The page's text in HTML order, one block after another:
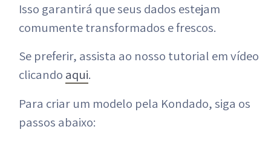
Isso garantirá que seus dados estejam
comumente transformados e frescos.
Se preferir, assista ao nosso tutorial em vídeo
clicando aqui.
Para criar um modelo pela Kondado, siga os
passos abaixo: